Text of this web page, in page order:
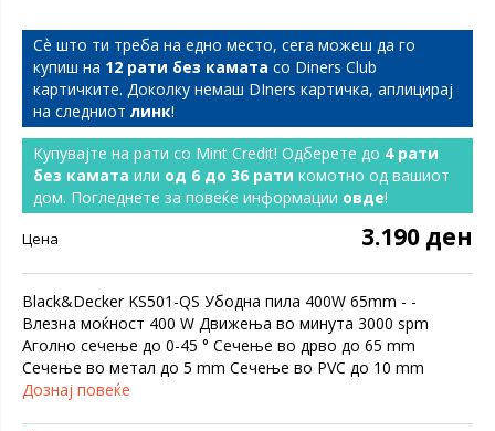
Сѐ што ти треба на едно место, сега можеш да го
купиш на 12 рати без камата со Diners Club
картичките. Доколку немаш DIners картичка, аплицирај
на следниот линк!
Купувајте на рати со Mint Credit! Одберете до 4 рати
без камата или од 6 до 36 рати комотно од вашиот
дом. Погледнете за повеќе информации овде!
Цена 3.190 ден
Black&Decker KS501-QS Убодна пила 400W 65mm - -
Влезна моќност 400 W Движења во минута 3000 spm
Аголно сечење до 0-45 ° Сечење во дрво до 65 mm
Сечење во метал до 5 mm Сечење во PVC до 10 mm
Дознај повеќе